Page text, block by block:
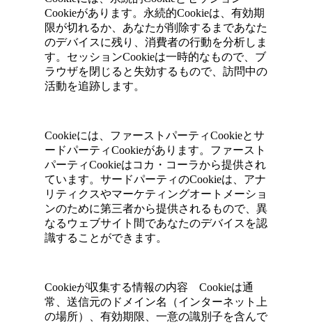
Cookieがあります。永続的Cookieは、有効期
限が切れるか、あなたが削除するまであなた
のデバイスに残り、消費者の行動を分析しま
す。セッションCookieは一時的なもので、ブ
ラウザを閉じると失効するもので、訪問中の
活動を追跡します。
Cookieには、ファーストパーティCookieとサ
ードパーティCookieがあります。ファースト
パーティCookieはコカ・コーラから提供され
ています。サードパーティのCookieは、アナ
リティクスやマーケティングオートメーショ
ンのために第三者から提供されるもので、異
なるウェブサイト間であなたのデバイスを認
識することができます。
Cookieが収集する情報の内容 Cookieは通
常、送信元のドメイン名（インターネット上
の場所）、有効期限、一意の識別子を含んで